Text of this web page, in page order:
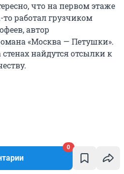
0
что на первом этаже
то работал грузчиком
автор
«Москва — Петушки».
найдутся отсылки к